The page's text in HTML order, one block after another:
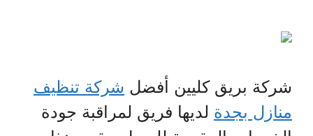
شركة بريق كليين أفضل شركة تنظيف
منازل بجدة لديها فريق لمراقبة جودة